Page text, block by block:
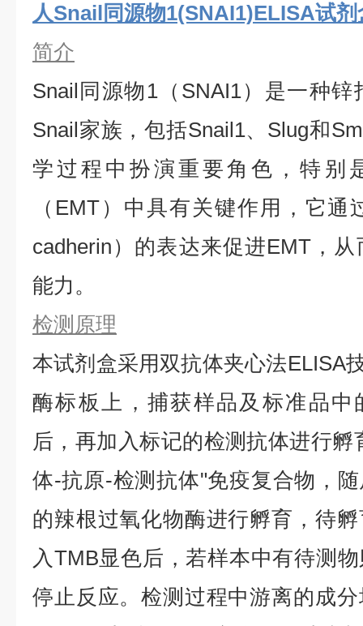
人Snail同源物1(SNAI1)ELISA试剂
简介
Snail同源物1（SNAI1）是一种
Snail家族，包括Snail1、Slug和
学过程中扮演重要角色，特别
（EMT）中具有关键作用，它
cadherin）的表达来促进EMT，
能力。
检测原理
本试剂盒采用双抗体夹心法ELISA
酶标板上，捕获样品及标准品中
后，再加入标记的检测抗体进行孵
体-抗原-检测抗体"免疫复合物，
的辣根过氧化物酶进行孵育，待
入TMB显色后，若样本中有待测
停止反应。检测过程中游离的成